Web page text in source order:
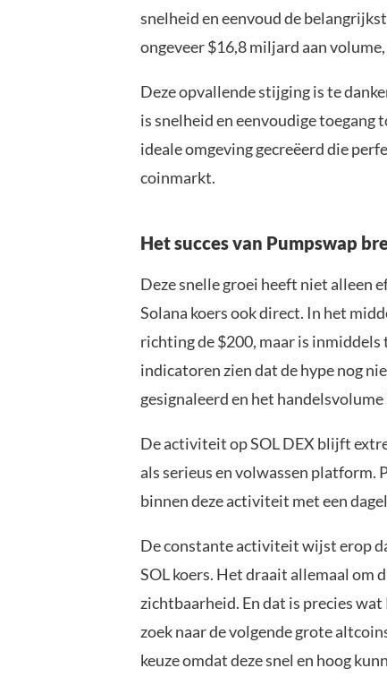
snelheid en eenvoud de
ongeveer $16,8 miljard aan
Deze opvallende stijging is te
is snelheid en eenvoudige
ideale omgeving gecreëerd die
coinmarkt.
Het succes van Pumpswap
Deze snelle groei heeft niet alleen
Solana koers ook direct. In het
richting de $200, maar is
indicatoren zien dat de hype nog
gesignaleerd en het
De activiteit op SOL DEX blijft
als serieus en volwassen platform.
binnen deze activiteit met een
De constante activiteit wijst erop
SOL koers. Het draait allemaal om
zichtbaarheid. En dat is precies
zoek naar de volgende grote
keuze omdat deze snel en hoog